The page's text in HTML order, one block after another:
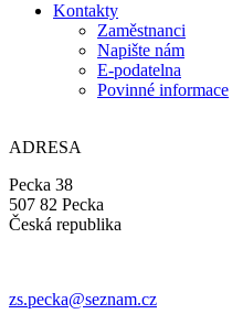
Kontakty
Zaměstnanci
Napište nám
E-podatelna
Povinné informace
ADRESA
Pecka 38
507 82 Pecka
Česká republika
zs.pecka@seznam.cz